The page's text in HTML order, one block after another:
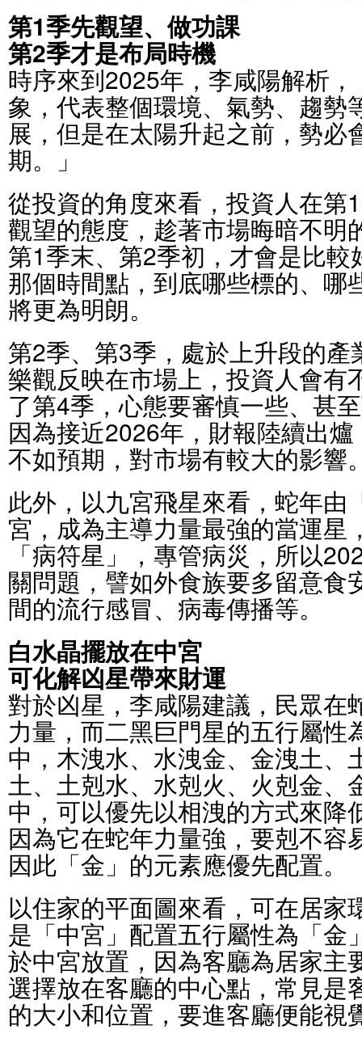
第1季先觀望、做功課
第2季才是布局時機
時序來到2025年，李咸陽解析
象，代表整個環境、氣勢、趨勢
展，但是在太陽升起之前，勢必
期。」
從投資的角度來看，投資人在第
觀望的態度，趁著市場晦暗不明
第1季末、第2季初，才會是比
那個時間點，到底哪些標的、哪
將更為明朗。
第2季、第3季，處於上升段的
樂觀反映在市場上，投資人會有
了第4季，心態要審慎一些、甚
因為接近2026年，財報陸續出
不如預期，對市場有較大的影響
此外，以九宮飛星來看，蛇年由
宮，成為主導力量最強的當運星
「病符星」，專管病災，所以
關問題，譬如外食族要多留意食
間的流行感冒、病毒傳播等。
白水晶擺放在中宮
可化解凶星帶來財運
對於凶星，李咸陽建議，民眾在
力量，而二黑巨門星的五行屬性
中，木洩水、水洩金、金洩土、
土、土剋水、水剋火、火剋金、
中，可以優先以相洩的方式來降
因為它在蛇年力量強，要剋不容
因此「金」的元素應優先配置。
以住家的平面圖來看，可在居家
是「中宮」配置五行屬性為「金
於中宮放置，因為客廳為居家主
選擇放在客廳的中心點，常見是
的大小和位置，要進客廳便能視